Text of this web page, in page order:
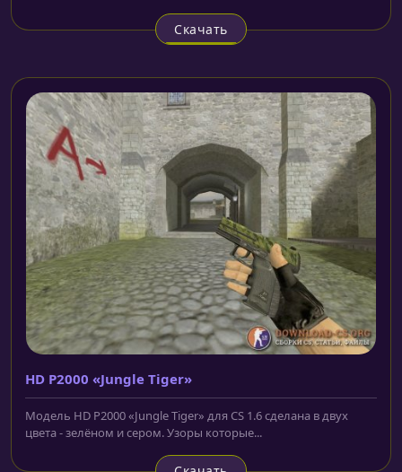
Скачать
HD P2000 «Jungle Tiger»
Модель HD P2000 «Jungle Tiger» для CS 1.6 сделана в двух
цвета - зелёном и сером. Узоры которые...